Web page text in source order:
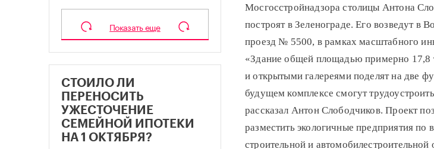
Мосгосстройнадзора столицы Антона
построят в Зеленограде. Его возведут в
проезд № 5500, в рамках масштабного
«Здание общей площадью примерно 17,8
и открытыми галереями поделят на две
будущем комплексе смогут
рассказал Антон Слободчиков. Проект
разместить экологичные предприятия по
строительной и
Показать еще
СТОИЛО ЛИ
ПЕРЕНОСИТЬ
УЖЕСТОЧЕНИЕ
СЕМЕЙНОЙ ИПОТЕКИ
НА 1 ОКТЯБРЯ?